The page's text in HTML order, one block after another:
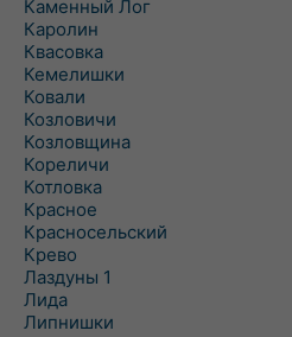
Каменный Лог
Каролин
Квасовка
Кемелишки
Ковали
Козловичи
Козловщина
Кореличи
Котловка
Красное
Красносельский
Крево
Лаздуны 1
Лида
Липнишки